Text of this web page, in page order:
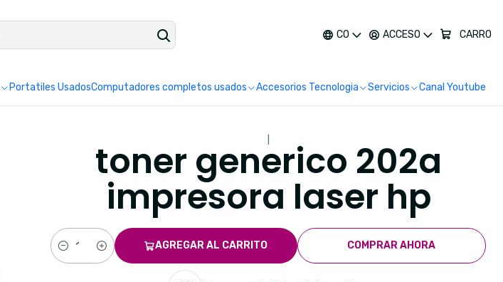
CO ACCESO CARRO
Portatiles UsadosComputadores completos usados Accesorios Tecnologia Servicios Canal Youtube
toner generico 202a
impresora laser hp
Cantidad
AGREGAR AL CARRITO COMPRAR AHORA